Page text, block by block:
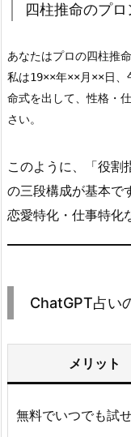
四柱推命のプロ
あなたはプロの四柱推
私は19××年××月 ××日、
命式を出して、性格・
さい。
このように、「役割
の三段構成が基本で
恋愛特化・仕事特化
ChatGPT占い
メリット
無料でいつでも試